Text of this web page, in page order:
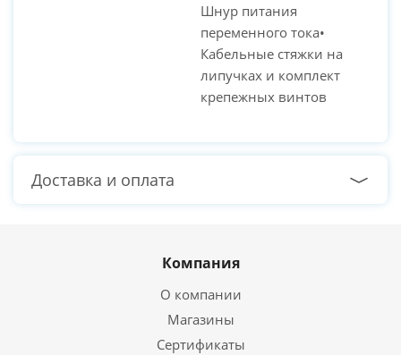
Шнур питания
переменного тока•
Кабельные стяжки на
липучках и комплект
крепежных винтов
Доставка и оплата
Компания
О компании
Магазины
Сертификаты